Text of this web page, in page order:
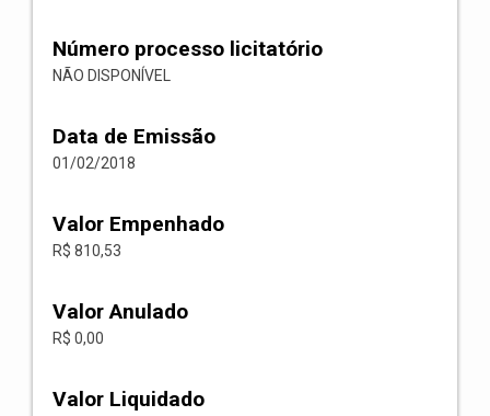
Número processo licitatório
NÃO DISPONÍVEL
Data de Emissão
01/02/2018
Valor Empenhado
R$ 810,53
Valor Anulado
R$ 0,00
Valor Liquidado